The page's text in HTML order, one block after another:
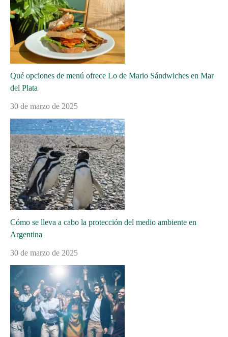
Qué opciones de menú ofrece Lo de Mario Sándwiches en Mar
del Plata
30 de marzo de 2025
Cómo se lleva a cabo la protección del medio ambiente en
Argentina
30 de marzo de 2025